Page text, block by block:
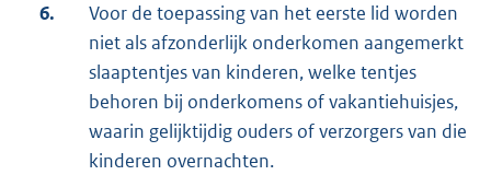
6.
Voor de toepassing van het eerste lid worden
niet als afzonderlijk onderkomen aange­merkt
slaaptentjes van kinderen, welke tentjes
behoren bij onderkomens of vakan­tiehuis­jes,
waarin gelijktijdig ouders of verzorgers van die
kinderen overnach­ten.